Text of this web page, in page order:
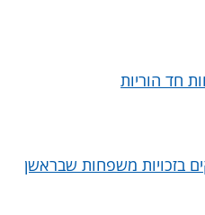
חד הוריות
בזכויות משפחות שבראשן